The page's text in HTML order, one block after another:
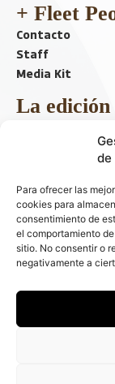
de
Para ofrecer las
cookies para
consentimiento de
el comportamiento
sitio. No consentir o
negativamente a
+ Fleet
Contacto
Staff
Media Kit
La
Descargar
ir a hemeroteca
+
automóviles -